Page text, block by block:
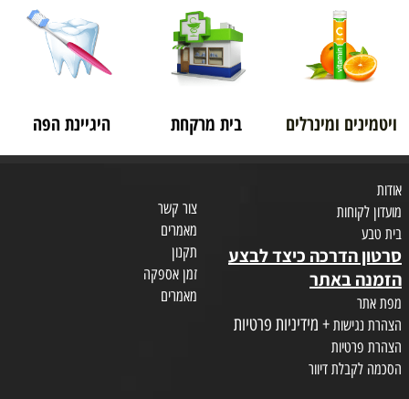
ויטמינים ומינרלים בית מרקחת היגיינת הפה
אודות
מועדון לקוחות
בית טבע
סרטון הדרכה כיצד לבצע
הזמנה באתר
מפת אתר
הצהרת נגישות + מידיניות פרטיות
הצהרת פרטיות
הסכמה לקבלת דיוור
צור קשר
מאמרים
תקנון
זמן אספקה
מאמרים